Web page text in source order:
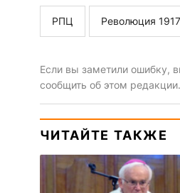
РПЦ Революция
Если вы заметили ошибку,
сообщить об этом редакции.
ЧИТАЙТЕ ТАКЖЕ